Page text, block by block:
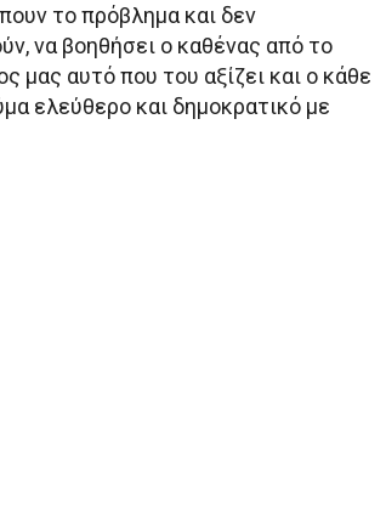
το πρόβλημα και δεν
να βοηθήσει ο καθένας από το
μας αυτό που του αξίζει και ο κάθε
ελεύθερο και δημοκρατικό με